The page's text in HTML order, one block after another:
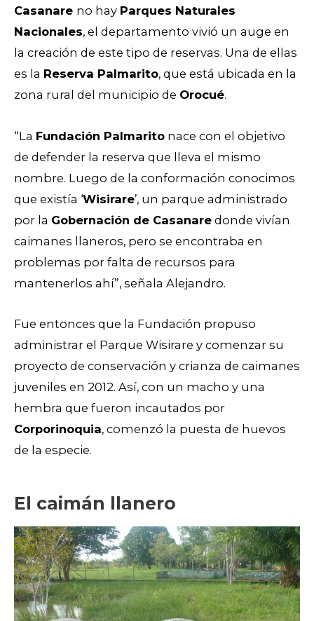
Casanare no hay Parques Naturales
Nacionales, el departamento vivió un auge en
la creación de este tipo de reservas. Una de ellas
es la Reserva Palmarito, que está ubicada en la
zona rural del municipio de Orocué.
“La Fundación Palmarito nace con el objetivo
de defender la reserva que lleva el mismo
nombre. Luego de la conformación conocimos
que existía ‘Wisirare’, un parque administrado
por la Gobernación de Casanare donde vivían
caimanes llaneros, pero se encontraba en
problemas por falta de recursos para
mantenerlos ahí”, señala Alejandro.
Fue entonces que la Fundación propuso
administrar el Parque Wisirare y comenzar su
proyecto de conservación y crianza de caimanes
juveniles en 2012. Así, con un macho y una
hembra que fueron incautados por
Corporinoquia, comenzó la puesta de huevos
de la especie.
El caimán llanero